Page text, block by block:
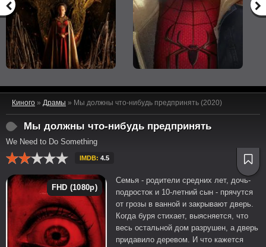
Киного » Драмы » Мы должны что-нибудь предпринять (2020)
Мы должны что-нибудь предпринять
We Need to Do Something
IMDB: 4.5
FHD (1080p)
Семья - родители средних лет, дочь-
подросток и 10-летний сын - прячутся
от грозы в ванной и закрывают дверь.
Когда буря стихает, выясняется, что
весь остальной дом разрушен, а дверь
придавило деревом. И что кажется